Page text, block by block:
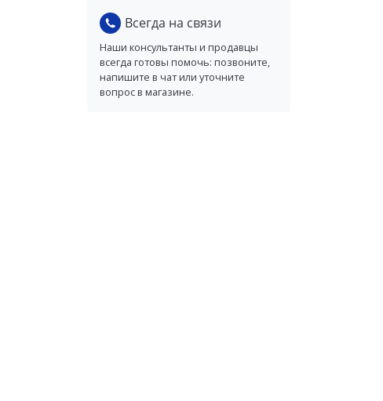
Всегда на связи
Наши консультанты и продавцы
всегда готовы помочь: позвоните,
напишите в чат или уточните
вопрос в магазине.